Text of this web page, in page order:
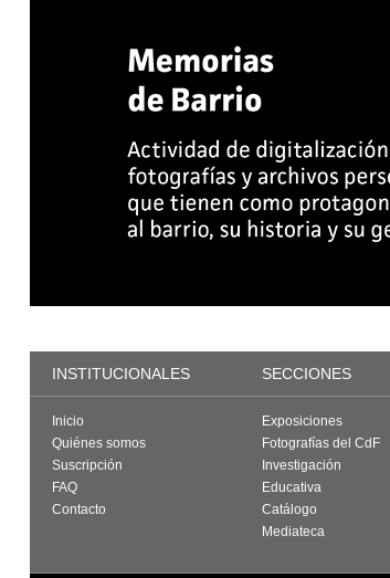
INSTITUCIONALES SECCIONES
Inicio
Quiénes somos
Suscripción
FAQ
Contacto
Exposiciones
Fotografías del CdF
Investigación
Educativa
Catálogo
Mediateca